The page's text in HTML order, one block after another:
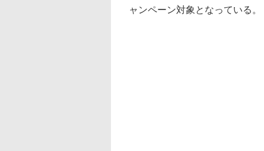
ャンペーン対象となっている。